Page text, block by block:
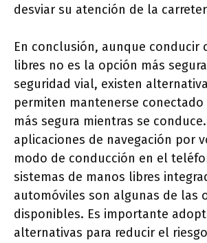
desviar su atención de la
En conclusión, aunque conducir
libres no es la opción más
seguridad vial, existen
permiten mantenerse conectado
más segura mientras se
aplicaciones de navegación por
modo de conducción en el
sistemas de manos libres
automóviles son algunas de las
disponibles. Es importante
alternativas para reducir el